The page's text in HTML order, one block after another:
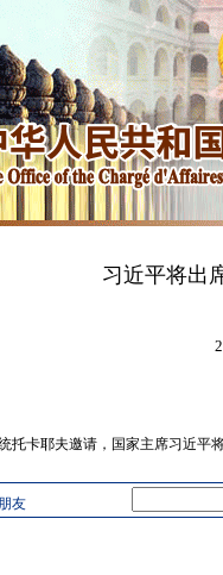
习近平将出
托卡耶夫邀请，国家主席习近平
友